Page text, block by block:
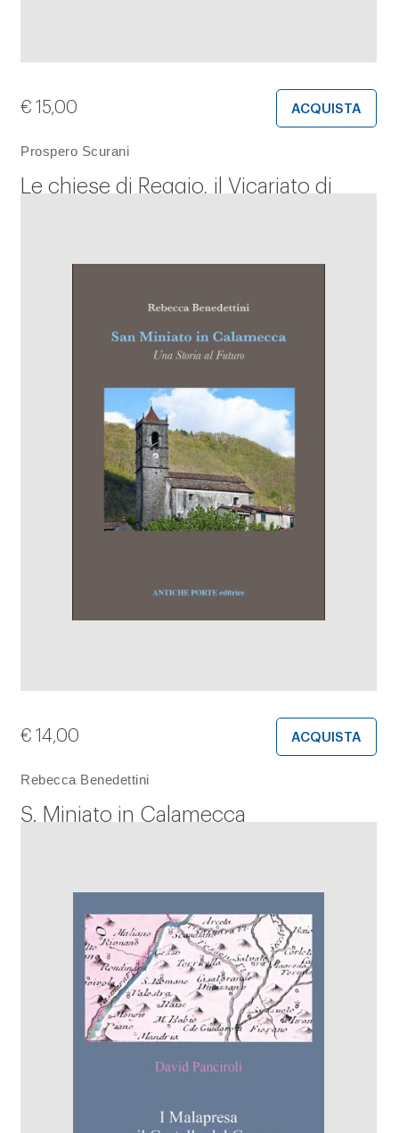
Prospero Scurani
Le chiese di Reggio, il Vicariato di
€ 15,00 ACQUISTA
Rebecca Benedettini
S. Miniato in Calamecca
€ 14,00 ACQUISTA